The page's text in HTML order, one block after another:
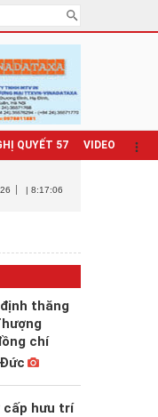
QUYẾT 57 VIDEO
| 8:17:09
thăng
chí
cấp hưu trí